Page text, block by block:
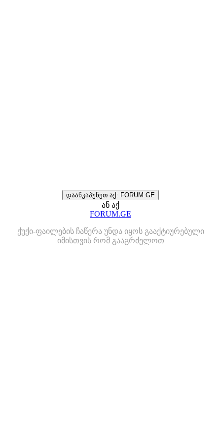
დააწკაპუნეთ აქ: FORUM.GE
ან აქ
FORUM.GE
ქუქი-ფაილების ჩაწერა უნდა იყოს გააქტიურებული
იმისთვის რომ გააგრძელოთ